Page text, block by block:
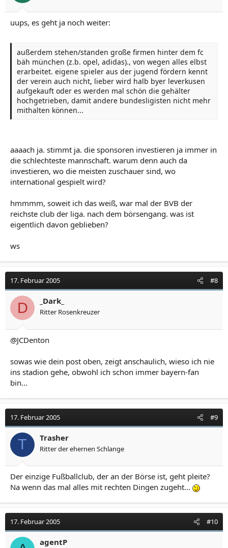
uups, es geht ja noch weiter:
außerdem stehen/standen große firmen hinter dem fc
bäh münchen (z.b. opel, adidas)., von wegen alles elbst
erarbeitet. eigene spieler aus der jugend fördern kennt
der verein auch nicht, lieber wird halb byer leverkusen
aufgekauft oder es werden mal schön die gehälter
hochgetrieben, damit andere bundesligisten nicht mehr
mithalten können...
aaaach ja. stimmt ja. die sponsoren investieren ja immer in
die schlechteste mannschaft. warum denn auch da
investieren, wo die meisten zuschauer sind, wo
international gespielt wird?
hmmmm, soweit ich das weiß, war mal der BVB der
reichste club der liga. nach dem börsengang. was ist
eigentlich davon geblieben?
ws
17. Februar 2005 #8
D _Dark_
Ritter Rosenkreuzer
@JCDenton
sowas wie dein post oben, zeigt anschaulich, wieso ich nie
ins stadion gehe, obwohl ich schon immer bayern-fan
bin...
17. Februar 2005 #9
T Trasher
Ritter der ehernen Schlange
Der einzige Fußballclub, der an der Börse ist, geht pleite?
Na wenn das mal alles mit rechten Dingen zugeht...
17. Februar 2005 #10
agentP